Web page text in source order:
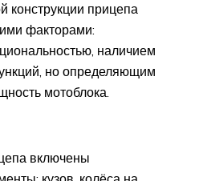
конструкции прицепа
факторами:
наличием
но определяющим
мотоблока.
включены